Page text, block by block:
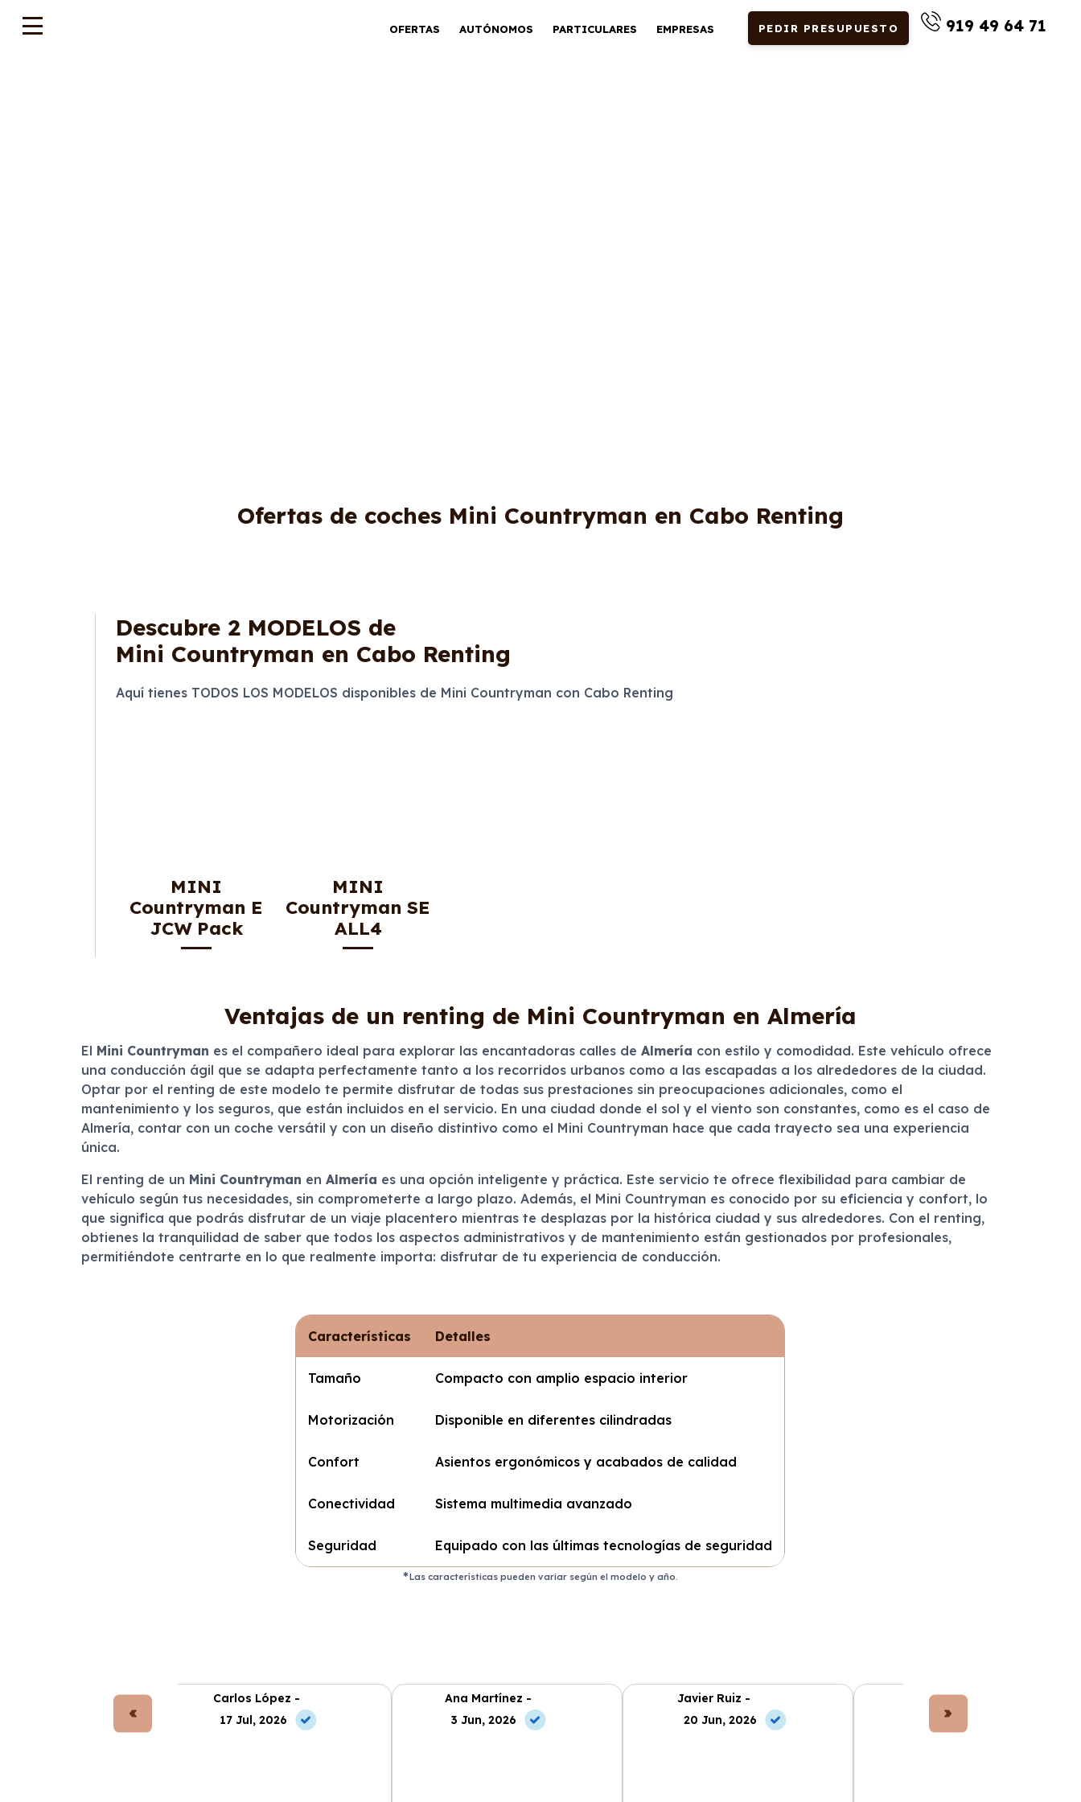
OFERTAS AUTÓNOMOS PARTICULARES EMPRESAS PEDIR PRESUPUESTO 919 49 64 71
Ofertas de coches Mini Countryman en Cabo Renting
Descubre 2 MODELOS de
Mini Countryman en Cabo Renting
Aquí tienes TODOS LOS MODELOS disponibles de Mini Countryman con Cabo Renting
MINI
Countryman E
JCW Pack
MINI
Countryman SE
ALL4
Ventajas de un renting de Mini Countryman en Almería
El Mini Countryman es el compañero ideal para explorar las encantadoras calles de Almería con estilo y comodidad. Este vehículo ofrece
una conducción ágil que se adapta perfectamente tanto a los recorridos urbanos como a las escapadas a los alrededores de la ciudad.
Optar por el renting de este modelo te permite disfrutar de todas sus prestaciones sin preocupaciones adicionales, como el
mantenimiento y los seguros, que están incluidos en el servicio. En una ciudad donde el sol y el viento son constantes, como es el caso de
Almería, contar con un coche versátil y con un diseño distintivo como el Mini Countryman hace que cada trayecto sea una experiencia
única.
El renting de un Mini Countryman en Almería es una opción inteligente y práctica. Este servicio te ofrece flexibilidad para cambiar de
vehículo según tus necesidades, sin comprometerte a largo plazo. Además, el Mini Countryman es conocido por su eficiencia y confort, lo
que significa que podrás disfrutar de un viaje placentero mientras te desplazas por la histórica ciudad y sus alrededores. Con el renting,
obtienes la tranquilidad de saber que todos los aspectos administrativos y de mantenimiento están gestionados por profesionales,
permitiéndote centrarte en lo que realmente importa: disfrutar de tu experiencia de conducción.
Características Detalles
Tamaño Compacto con amplio espacio interior
Motorización Disponible en diferentes cilindradas
Confort Asientos ergonómicos y acabados de calidad
Conectividad Sistema multimedia avanzado
Seguridad Equipado con las últimas tecnologías de seguridad
Las características pueden variar según el modelo y año.
Carlos López -
17 Jul, 2026
Ana Martínez -
3 Jun, 2026
Javier Ruiz -
20 Jun, 2026
Lucía Fernández -
10 Jun, 2026